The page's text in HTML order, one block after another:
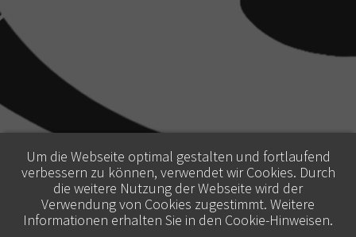
Um die Webseite optimal gestalten und fortlaufend
verbessern zu können, verwendet wir Cookies. Durch
die weitere Nutzung der Webseite wird der
Verwendung von Cookies zugestimmt. Weitere
Informationen erhalten Sie in den Cookie-Hinweisen.